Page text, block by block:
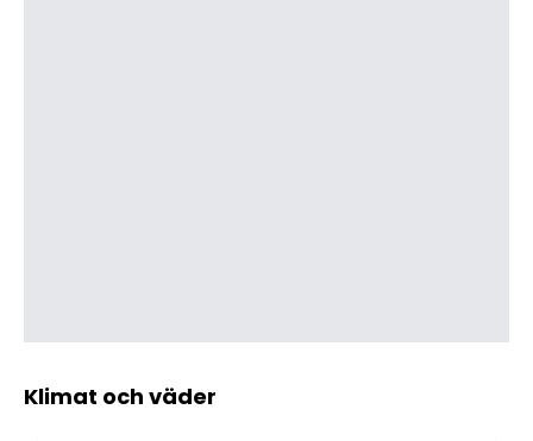
Klimat och väder